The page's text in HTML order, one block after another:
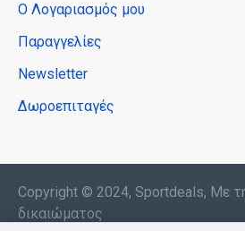
Ο Λογαριασμός μου
Παραγγελίες
Newsletter
Δωροεπιταγές
Copyright © 2024, Sportdeals, Με
δικαιώματος